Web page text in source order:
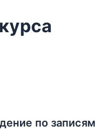
по записям